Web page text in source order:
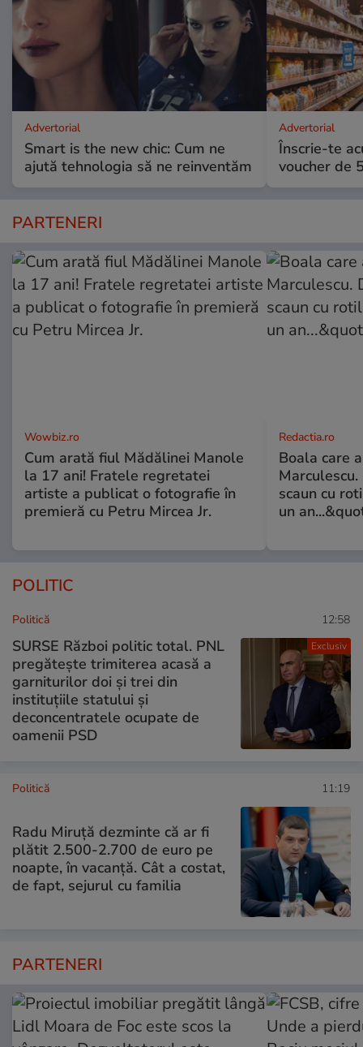
Advertorial
Smart is the new chic: Cum ne
ajută tehnologia să ne reinventăm
Advertorial
Înscrie-te
voucher de
PARTENERI
Wowbiz.ro
Cum arată fiul Mădălinei Manole
la 17 ani! Fratele regretatei
artiste a publicat o fotografie în
premieră cu Petru Mircea Jr.
Redactia.ro
Boala care
scaun cu
un
POLITIC
Exclusiv
Politică 12:58
SURSE Război politic total. PNL
pregătește trimiterea acasă a
garniturilor doi și trei din
instituțiile statului și
deconcentratele ocupate de
oamenii PSD
Politică 11:19
Radu Miruţă dezminte că ar fi
plătit 2.500-2.700 de euro pe
noapte, în vacanță. Cât a costat,
de fapt, sejurul cu familia
PARTENERI